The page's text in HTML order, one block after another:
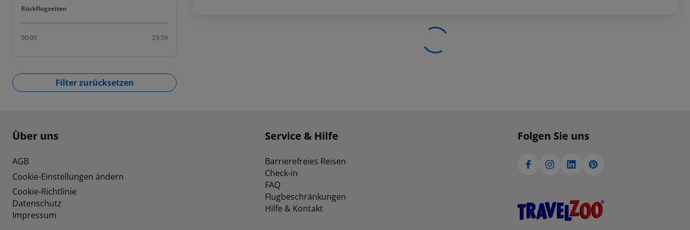
Rückflugzeiten
Rückflugzeiten
00:00 23:59
Filter zurücksetzen
Footer navigation
Über uns
AGB
Cookie-Einstellungen ändern
Cookie-Richtlinie
Datenschutz
Impressum
Service & Hilfe
Barrierefreies Reisen
Check-in
FAQ
Flugbeschränkungen
Hilfe & Kontakt
Folgen Sie uns